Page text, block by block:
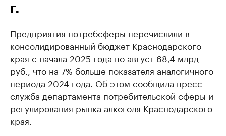
г.
Предприятия потребсферы перечислили в
консолидированный бюджет Краснодарского
края с начала 2025 года по август 68,4 млрд
руб., что на 7% больше показателя аналогичного
периода 2024 года. Об этом сообщила пресс-
служба департамента потребительской сферы и
регулирования рынка алкоголя Краснодарского
края.